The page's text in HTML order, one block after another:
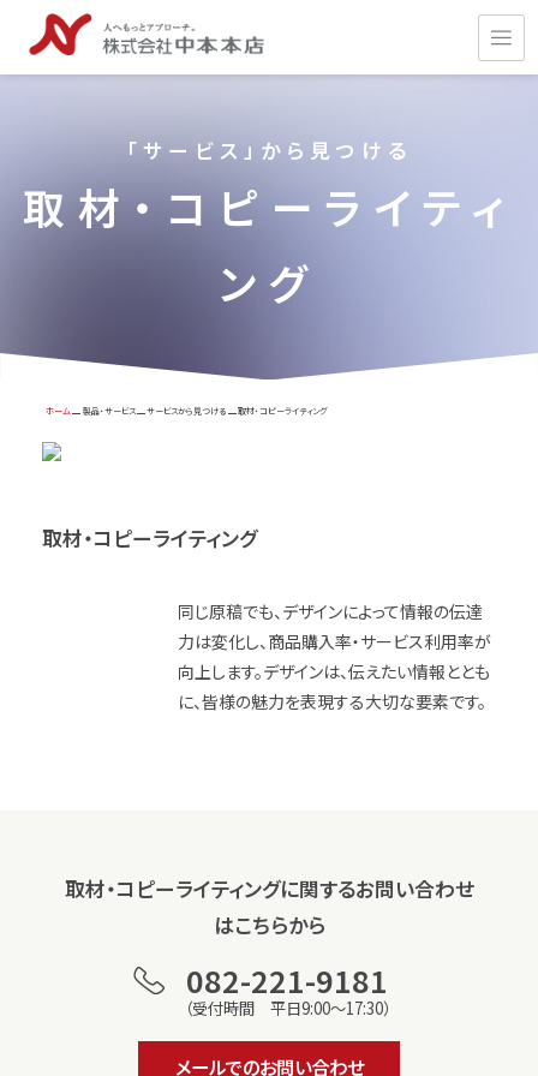
「サービス」から見つける
取材・コピーライティ
ング
ホーム 製品・サービス サービスから見つける 取材・コピーライティング
取材・コピーライティング
同じ原稿でも、デザインによって情報の伝達
力は変化し、商品購入率・サービス利用率が
向上します。デザインは、伝えたい情報ととも
に、皆様の魅力を表現する大切な要素です。
取材・コ ピーライティングに関するお問い合わせ
はこちらから
082-221-9181
（受付時間 平日9:00～17:30）
メールでのお問い合わせ